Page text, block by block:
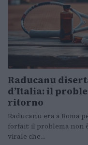
Raducanu
d’Italia: il
ritorno
Raducanu era a Roma
forfait: il problema non
virale che…